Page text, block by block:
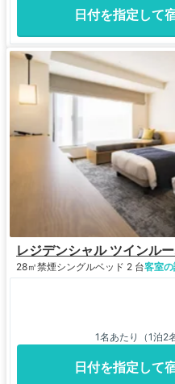
日付を指定して
レジデンシャル ツインル
28㎡禁煙シングルベッド 2 台客室
1名あたり（1泊2
日付を指定して